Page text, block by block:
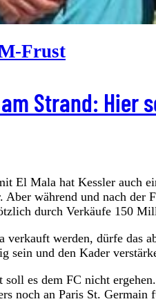
Frust
Strand: Hier
El Mala hat Kessler auch
Aber während und nach
durch Verkäufe 150
verkauft werden, dürfe das
sein und den Kader
soll es dem FC nicht
noch an Paris St.